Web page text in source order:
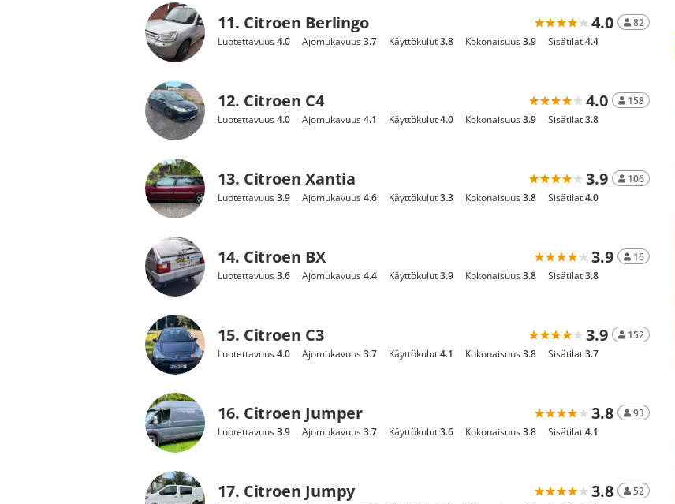
11. Citroen Berlingo 4.0
82
Luotettavuus4.0 Ajomukavuus3.7 Käyttökulut3.8 Kokonaisuus3.9 Sisätilat4.4
12. Citroen C4 4.0
158
Luotettavuus4.0 Ajomukavuus4.1 Käyttökulut4.0 Kokonaisuus3.9 Sisätilat3.8
13. Citroen Xantia 3.9
106
Luotettavuus3.9 Ajomukavuus4.6 Käyttökulut3.3 Kokonaisuus3.8 Sisätilat4.0
14. Citroen BX 3.9
16
Luotettavuus3.6 Ajomukavuus4.4 Käyttökulut3.9 Kokonaisuus3.8 Sisätilat3.8
15. Citroen C3 3.9
152
Luotettavuus4.0 Ajomukavuus3.7 Käyttökulut4.1 Kokonaisuus3.8 Sisätilat3.7
16. Citroen Jumper 3.8
93
Luotettavuus3.9 Ajomukavuus3.7 Käyttökulut3.6 Kokonaisuus3.8 Sisätilat4.1
17. Citroen Jumpy 3.8
52